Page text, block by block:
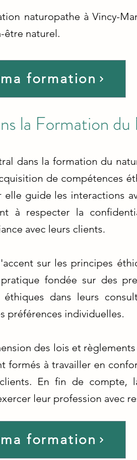
naturopathe à Vincy-
être naturel.
formation
la Formation
dans la formation du
de compétences
guide les interactions
à respecter la
avec leurs clients.
sur les principes
fondée sur des
dans leurs
préférences individuelles.
des lois et
formés à travailler en
En fin de compte,
leur profession avec
formation